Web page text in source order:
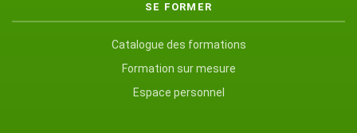
SE FORMER
Catalogue des formations
Formation sur mesure
Espace personnel